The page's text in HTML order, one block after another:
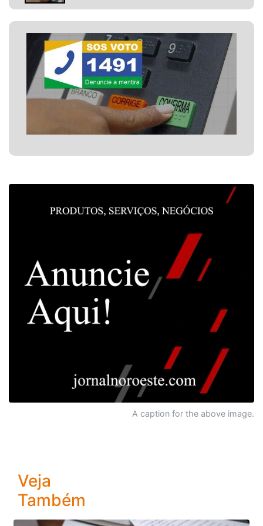
A caption for the above image.
Veja
Também